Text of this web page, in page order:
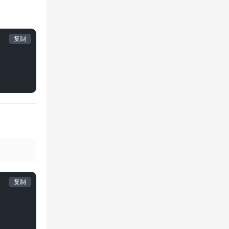
复制
复制